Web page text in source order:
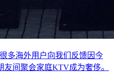
多海外用户向我们反馈因今
间聚会家庭KTV成为奢侈。